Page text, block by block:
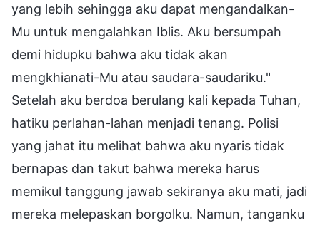
yang lebih sehingga aku dapat mengandalkan-
Mu untuk mengalahkan Iblis. Aku bersumpah
demi hidupku bahwa aku tidak akan
mengkhianati-Mu atau saudara-saudariku."
Setelah aku berdoa berulang kali kepada Tuhan,
hatiku perlahan-lahan menjadi tenang. Polisi
yang jahat itu melihat bahwa aku nyaris tidak
bernapas dan takut bahwa mereka harus
memikul tanggung jawab sekiranya aku mati, jadi
mereka melepaskan borgolku. Namun, tanganku